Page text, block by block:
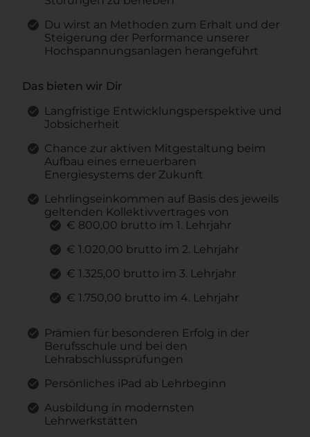
Du wirst an Methoden zum Erhalt und der
Steigerung der Performance unserer
Hochspannungsanlagen herangeführt
Das bieten wir Dir
Langfristige Entwicklungsperspektive und
Jobsicherheit
Chance zur aktiven Mitgestaltung beim
Aufbau eines erneuerbaren
Energiesystems der Zukunft
Lehrlingseinkommen auf Basis des jeweils
geltenden Kollektivvertrages von
€ 800,00 brutto im 1. Lehrjahr
€ 1.020,00 brutto im 2. Lehrjahr
€ 1.325,00 brutto im 3. Lehrjahr
€ 1.750,00 brutto im 4. Lehrjahr
Prämien für besonderen Erfolg in der
Berufsschule und bei den
Lehrabschlussprüfungen
Persönliches iPad ab Lehrbeginn
Ausbildung in modernsten
Lehrwerkstätten